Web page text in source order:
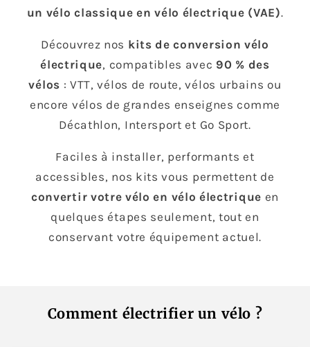
un vélo classique en vélo électrique (VAE).
Découvrez nos kits de conversion vélo
électrique, compatibles avec 90 % des
vélos : VTT, vélos de route, vélos urbains ou
encore vélos de grandes enseignes comme
Décathlon, Intersport et Go Sport.
Faciles à installer, performants et
accessibles, nos kits vous permettent de
convertir votre vélo en vélo électrique en
quelques étapes seulement, tout en
conservant votre équipement actuel.
Comment électrifier un vélo ?